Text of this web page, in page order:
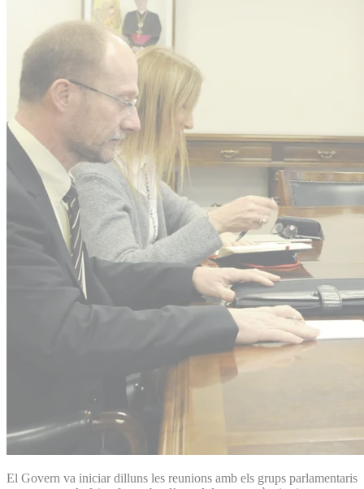
El Govern va iniciar dilluns les reunions amb els grups parlamentaris